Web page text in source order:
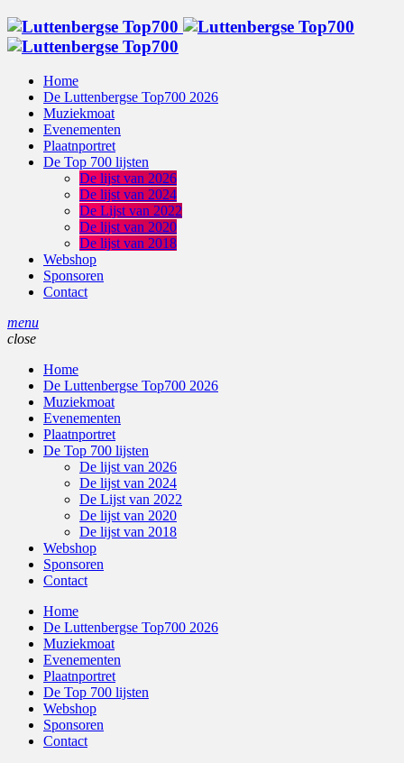
Home
De Luttenbergse Top700 2026
Muziekmoat
Evenementen
Plaatnportret
De Top 700 lijsten
De lijst van 2026
De lijst van 2024
De Lijst van 2022
De lijst van 2020
De lijst van 2018
Webshop
Sponsoren
Contact
menu
close
Home
De Luttenbergse Top700 2026
Muziekmoat
Evenementen
Plaatnportret
De Top 700 lijsten
De lijst van 2026
De lijst van 2024
De Lijst van 2022
De lijst van 2020
De lijst van 2018
Webshop
Sponsoren
Contact
Home
De Luttenbergse Top700 2026
Muziekmoat
Evenementen
Plaatnportret
De Top 700 lijsten
Webshop
Sponsoren
Contact